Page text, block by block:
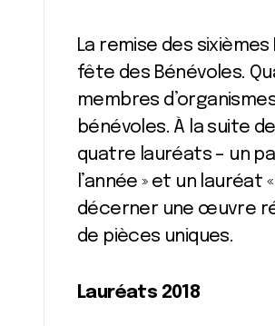
La remise des
fête des Bénévoles.
membres
bénévoles. À la suite
quatre lauréats – un
l’année » et un lauréat
décerner une œuvre
de pièces uniques.
Lauréats 2018